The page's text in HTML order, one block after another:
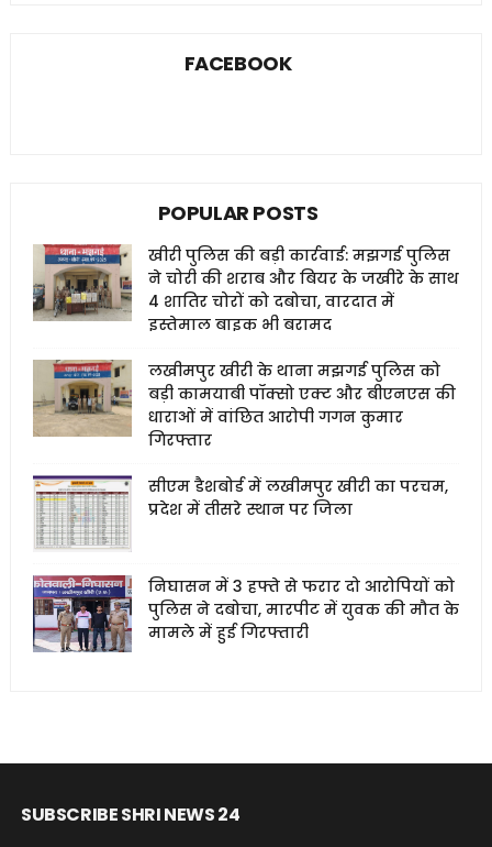
FACEBOOK
POPULAR POSTS
खीरी पुलिस की बड़ी कार्रवाई: मझगई पुलिस
ने चोरी की शराब और बियर के जखीरे के साथ
4 शातिर चोरों को दबोचा, वारदात में
इस्तेमाल बाइक भी बरामद
लखीमपुर खीरी के थाना मझगई पुलिस को
बड़ी कामयाबी पॉक्सो एक्ट और बीएनएस की
धाराओं में वांछित आरोपी गगन कुमार
गिरफ्तार
सीएम डैशबोर्ड में लखीमपुर खीरी का परचम,
प्रदेश में तीसरे स्थान पर जिला
निघासन में 3 हफ्ते से फरार दो आरोपियों को
पुलिस ने दबोचा, मारपीट में युवक की मौत के
मामले में हुई गिरफ्तारी
SUBSCRIBE SHRI NEWS 24